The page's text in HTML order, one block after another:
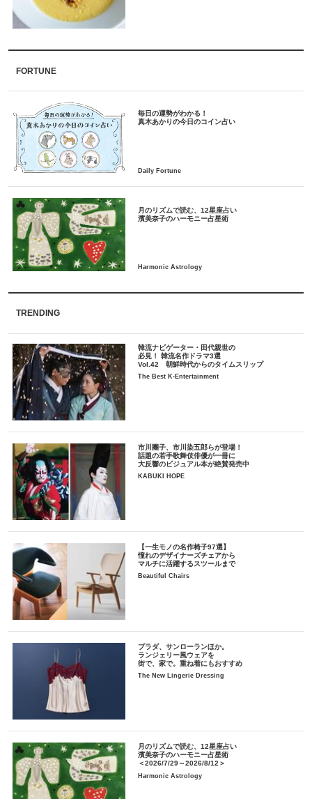
FORTUNE
毎日の運勢がわかる！
月のリズムで読む、12星座占い
TRENDING
韓流ナビゲーター・田代親世の
必見！ 韓流名作ドラマ3選
Vol.42 朝鮮時代からのタイムスリップ
The Best K-Entertainment
市川團子、市川染五郎らが登場！
話題の若手歌舞伎俳優が一冊に
大反響のビジュアル本が絶賛発売中
KABUKI HOPE
【一生モノの名作椅子97選】
憧れのデザイナーズチェアから
マルチに活躍するスツールまで
Beautiful Chairs
プラダ、サンローランほか。
ランジェリー風ウェアを
街で、家で。重ね着にもおすすめ
The New Lingerie Dressing
月のリズムで読む、12星座占い
濱美奈子のハーモニー占星術
＜2026/7/29～2026/8/12＞
Harmonic Astrology